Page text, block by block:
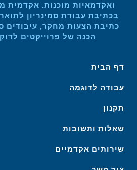
ואקדמאיות מוכנות. אקדמית
בכתיבת עבודת סמינריון
כתיבת הצעות מחקר, עיבודים
הכנה של פרוייקטים
דף הבית
עבודה לדוגמה
תקנון
שאלות ותשובות
שירותים אקדמיים